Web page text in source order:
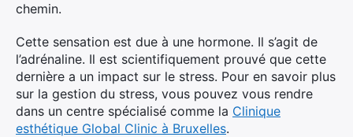
chemin.
Cette sensation est due à une hormone. Il s’agit de
l’adrénaline. Il est scientifiquement prouvé que cette
dernière a un impact sur le stress. Pour en savoir plus
sur la gestion du stress, vous pouvez vous rendre
dans un centre spécialisé comme la Clinique
esthétique Global Clinic à Bruxelles.